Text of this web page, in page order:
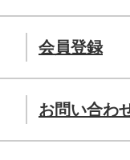
会員登録
お問い合わ